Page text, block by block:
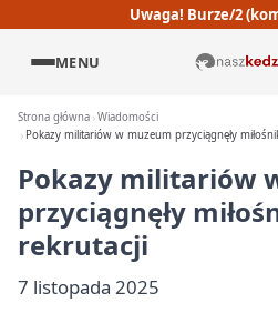
Uwaga! Burze/2
MENU
Strona główna Wiadomości
Pokazy militariów w muzeum przyciągnęły
Pokazy militariów
przyciągnęły
rekrutacji
7 listopada 2025